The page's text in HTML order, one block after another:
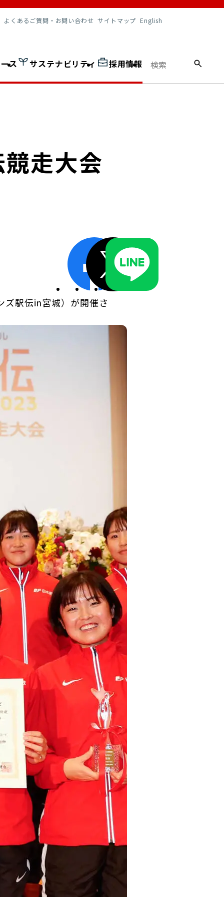
よくあるご質問・お問い合わせ サイトマップ English
ディスクロージャーポリシー／適時開示体制
ス サステナビリティ 採用情報
走大会
ズ駅伝in宮城）が開催さ